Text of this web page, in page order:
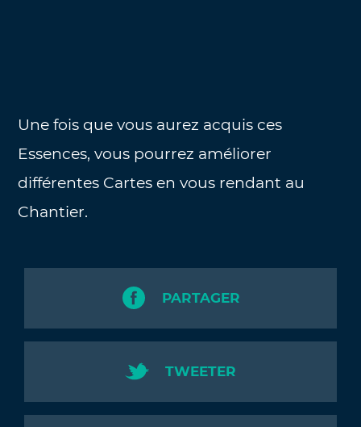
Une fois que vous aurez acquis ces
Essences, vous pourrez améliorer
différentes Cartes en vous rendant au
Chantier.
PARTAGER
TWEETER